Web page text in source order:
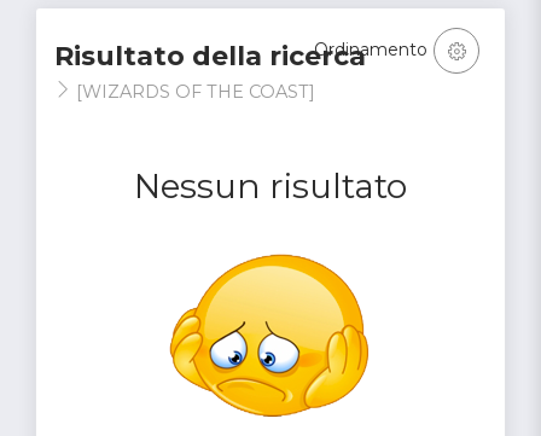
Risultato della ricerca
[WIZARDS OF THE COAST]
Nessun risultato
Ordinamento